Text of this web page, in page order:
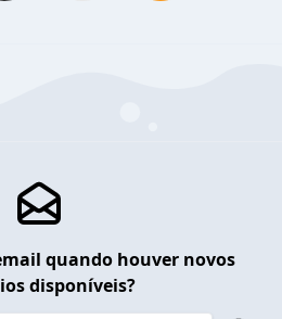
quando houver novos
disponíveis?